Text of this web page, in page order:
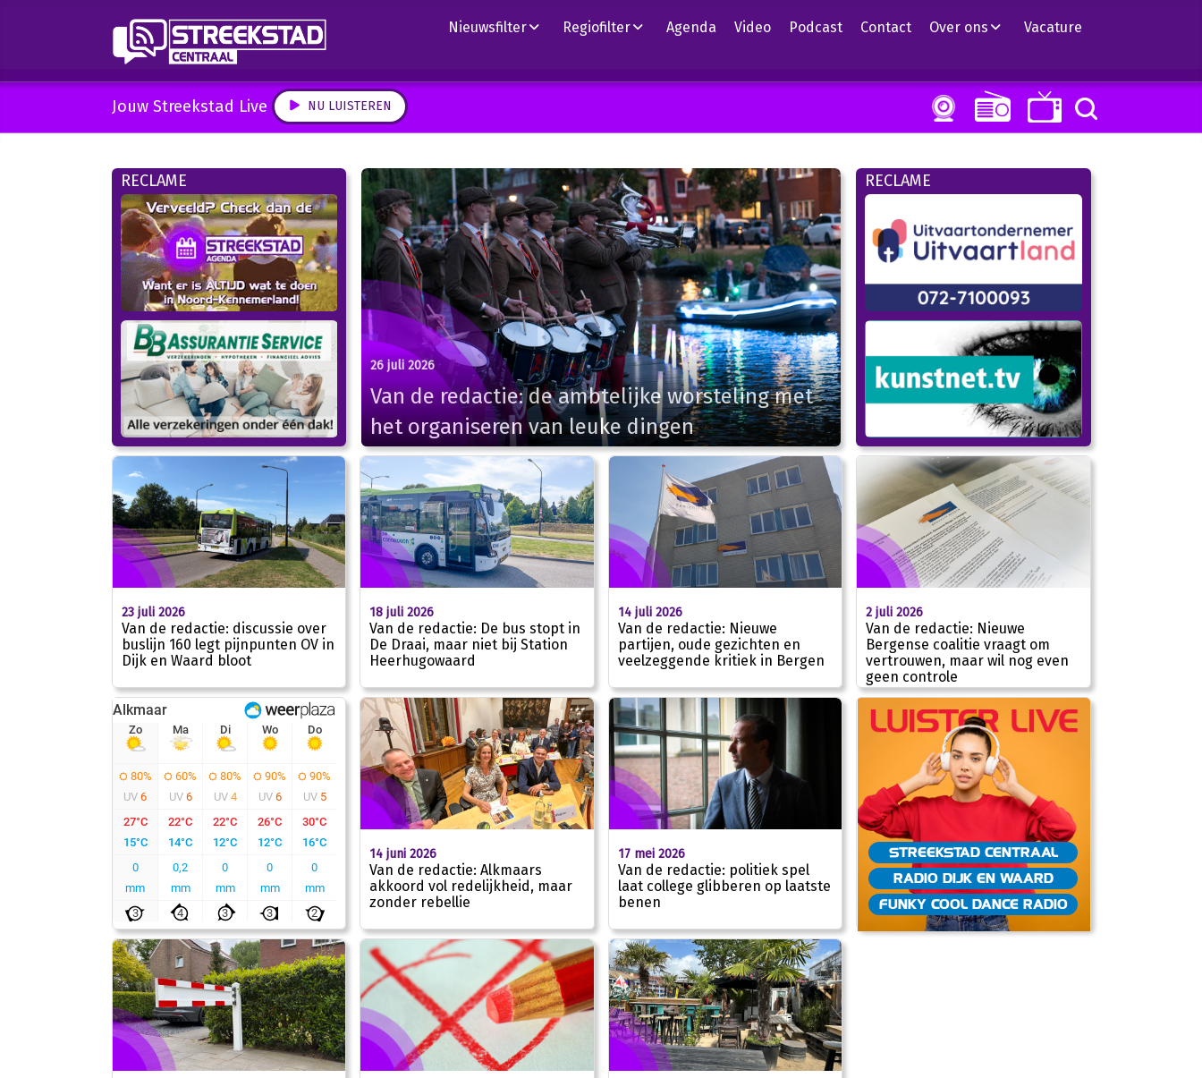
Nieuwsfilter Regiofilter Agenda Video Podcast Contact Over ons Vacature
Jouw Streekstad Live NU LUISTEREN
RECLAME
26 juli 2026
Van de redactie: de ambtelijke worsteling met
het organiseren van leuke dingen
RECLAME
23 juli 2026
Van de redactie: discussie over
buslijn 160 legt pijnpunten OV in
Dijk en Waard bloot
18 juli 2026
Van de redactie: De bus stopt in
De Draai, maar niet bij Station
Heerhugowaard
14 juli 2026
Van de redactie: Nieuwe
partijen, oude gezichten en
veelzeggende kritiek in Bergen
2 juli 2026
Van de redactie: Nieuwe
Bergense coalitie vraagt om
vertrouwen, maar wil nog even
geen controle
14 juni 2026
Van de redactie: Alkmaars
akkoord vol redelijkheid, maar
zonder rebellie
17 mei 2026
Van de redactie: politiek spel
laat college glibberen op laatste
benen
STREEKSTAD CENTRAAL
RADIO DIJK EN WAARD
FUNKY COOL DANCE RADIO